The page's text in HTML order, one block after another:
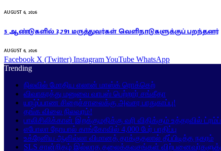
AUGUST 6, 2026
5 ஆண்டுகளில் 3,791 மருத்துவர்கள் வெளிநாடுகளுக்குப் பறந்தனர்
AUGUST 6, 2026
Facebook X (Twitter) InstagramYouTube WhatsApp
Trending
நிலவில் மோதிய எலான் மாஸ்க் ரொக்கெற்
விவாகரத்து மனுவை வாபஸ் பெற்றார் சங்கீதா
யாழ்ப்பாண சிறைச்சாலைக்கு அவசர பாதுகாப்பு!
தங்க விலை நிலவரம்!
பாலிசிலிக்கான் இறக்குமதிக்கு வரி விதிக்கும் உத்தரவில்
எபோலா நோயால் காங்கோவில் 4,000 பேர் பாதிப்பு
உக்ரேனிய ஆளில்லா விமானத் தாக்குதலால் தீப்பிடித்த நகரம்
SLS சான்றிதழ் இல்லாத தலைக்கவசங்கள்